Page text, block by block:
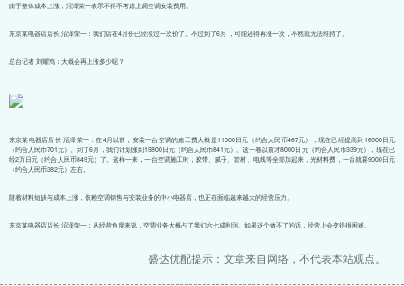
由于整体成本上涨，沼泽荣一表示不得不考虑上调空调安装费用。
东京某电器店店长 沼泽荣一：我们店在4月份已经涨过一次价了。不过到了6月 ，可能还得再涨一次，不然就无法维持了。
总台记者 刘耀鸿：大概会再上涨多少呢？
东京某电器店店长 沼泽荣一：在4月以前，安装一台空调的施工费大概是11000日元（约合人民币467元），现在已经提高到16500日元
（约合人民币701元）。到了6月，我们计划涨到19800日元（约合人民币841元）。这一卷以前才8000日元（约合人民币339元），现在已
经2万日元（约合人民币849元）了。这样一来，一台空调施工时，胶带、腻子、管材、电线等全部加起来，光材料费，一台就要9000日元
（约合人民币382元）左右。
随着材料短缺与成本上涨，依赖空调销售与安装业务的中小电器店，也正在面临越来越大的经营压力。
东京某电器店店长 沼泽荣一：从经营角度来说，空调业务大概占了我们六七成利润。如果这个做不了的话，经营上会变得很困难。
盛达优配提示：文章来自网络，不代表本站观点。